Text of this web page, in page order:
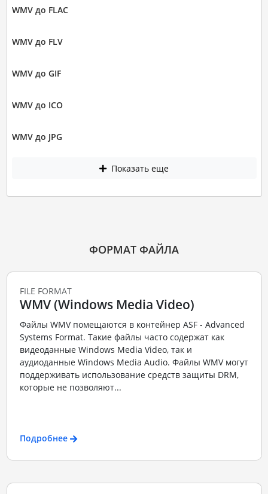
WMV до FLAC
WMV до FLV
WMV до GIF
WMV до ICO
WMV до JPG
Показать еще
ФОРМАТ ФАЙЛА
FILE FORMAT
WMV (Windows Media Video)
Файлы WMV помещаются в контейнер ASF - Advanced
Systems Format. Такие файлы часто содержат как
видеоданные Windows Media Video, так и
аудиоданные Windows Media Audio. Файлы WMV могут
поддерживать использование средств защиты DRM,
которые не позволяют...
Подробнее